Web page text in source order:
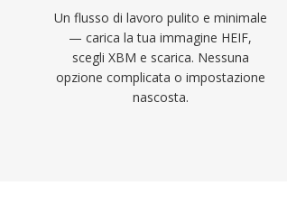
Un flusso di lavoro pulito e minimale
— carica la tua immagine HEIF,
scegli XBM e scarica. Nessuna
opzione complicata o impostazione
nascosta.